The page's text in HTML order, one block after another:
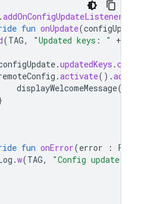
.addOnConfigUpdateListener
fun onUpdate(configUpdate
(TAG, "Updated keys: " +
.updatedKeys .
.activate().
displayWelcomeMessage()
fun onError(error :
.w(TAG,
"Config update